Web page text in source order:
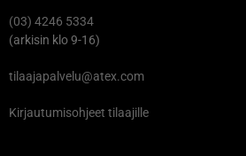
(03) 4246 5334
(arkisin klo 9-16)
tilaajapalvelu@atex.com
Kirjautumisohjeet tilaajille